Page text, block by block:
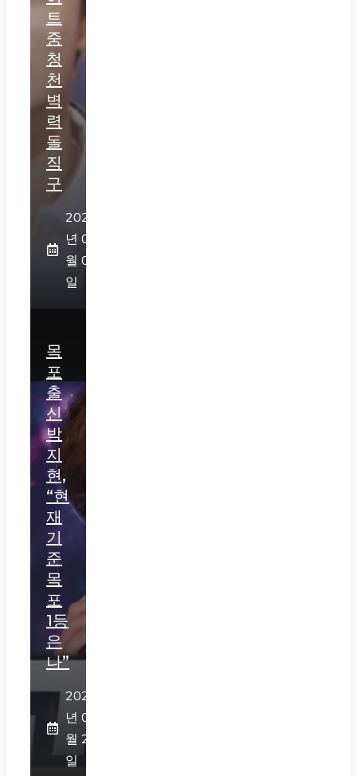
트
중
청
천
벽
력
돌
직
구
2026
년 08
월 05
일
목
포
출
신
박
지
현,
“현
재
기
준
목
포
1등
은
나”
2026
년 07
월 29
일